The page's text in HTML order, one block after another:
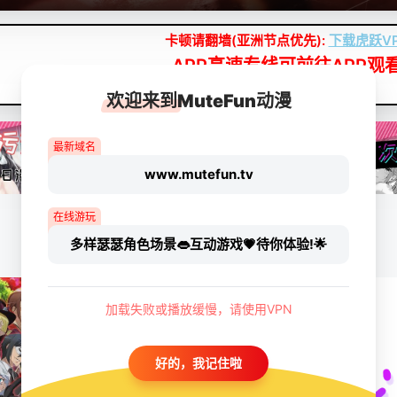
卡顿请翻墙(亚洲节点优先): 下载虎跃
APP高速专线可前往APP观
点我下载APP（仅安卓/苹果暂无）
欢迎来到MuteFun动漫
最新域名
www.mutefun.tv
在线游玩
多样瑟瑟角色场景👄互动游戏💗待你体验!🌟
加载失败或播放缓慢，请使用VPN
好的，我记住啦